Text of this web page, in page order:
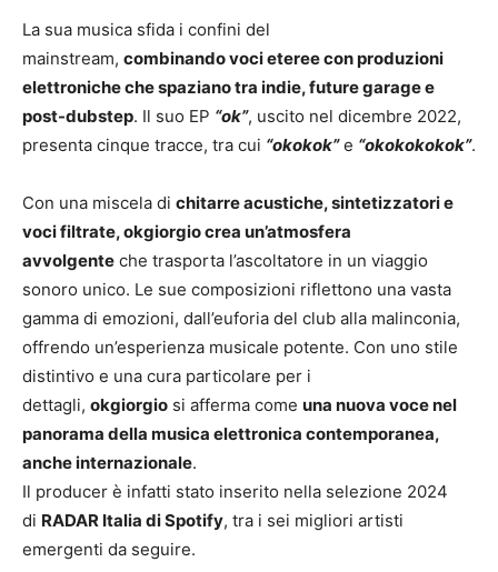
La sua musica sfida i confini del
mainstream, combinando voci eteree con produzioni
elettroniche che spaziano tra indie, future garage e
post-dubstep. Il suo EP “ok”, uscito nel dicembre 2022,
presenta cinque tracce, tra cui “okokok”e “okokokokok”.
Con una miscela di chitarre acustiche, sintetizzatori e
voci filtrate, okgiorgio crea un’atmosfera
avvolgente che trasporta l’ascoltatore in un viaggio
sonoro unico. Le sue composizioni riflettono una vasta
gamma di emozioni, dall’euforia del club alla malinconia,
offrendo un’esperienza musicale potente. Con uno stile
distintivo e una cura particolare per i
dettagli, okgiorgio si afferma come una nuova voce nel
panorama della musica elettronica contemporanea,
anche internazionale.
Il producer è infatti stato inserito nella selezione 2024
di RADAR Italia di Spotify, tra i sei migliori artisti
emergenti da seguire.